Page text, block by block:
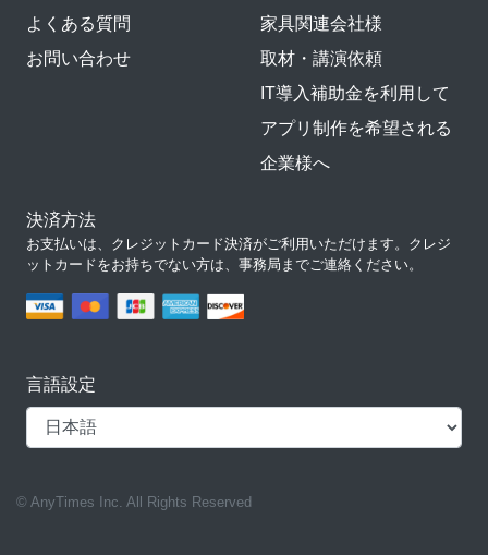
よくある質問
お問い合わせ
家具関連会社様
取材・講演依頼
IT導入補助金を利用して
アプリ制作を希望される
企業様へ
決済方法
お支払いは、クレジットカード決済がご利用いただけます。クレジ
ットカードをお持ちでない方は、事務局までご連絡ください。
言語設定
© AnyTimes Inc. All Rights Reserved